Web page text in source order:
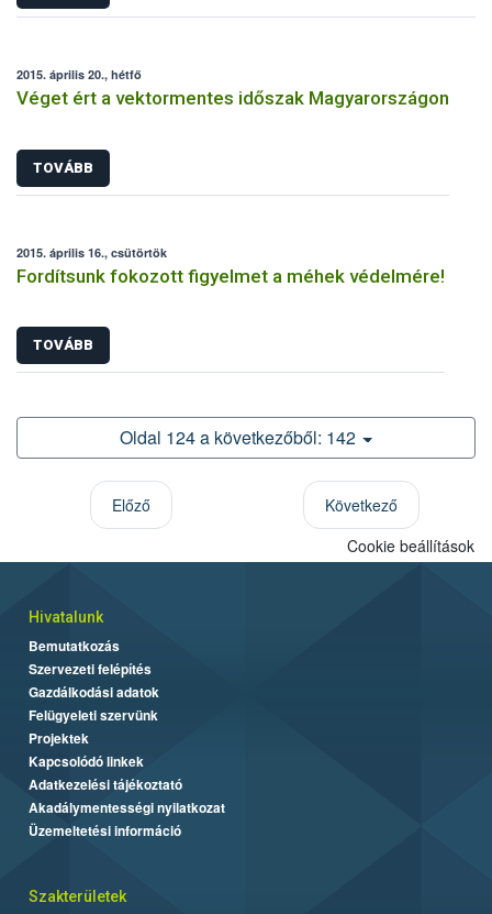
2015. április 20., hétfő
Véget ért a vektormentes időszak Magyarországon
TOVÁBB
2015. április 16., csütörtök
Fordítsunk fokozott figyelmet a méhek védelmére!
TOVÁBB
Oldal 124 a következőből: 142
Előző
Következő
Cookie beállítások
Hivatalunk
Bemutatkozás
Szervezeti felépítés
Gazdálkodási adatok
Felügyeleti szervünk
Projektek
Kapcsolódó linkek
Adatkezelési tájékoztató
Akadálymentességi nyilatkozat
Üzemeltetési információ
Szakterületek